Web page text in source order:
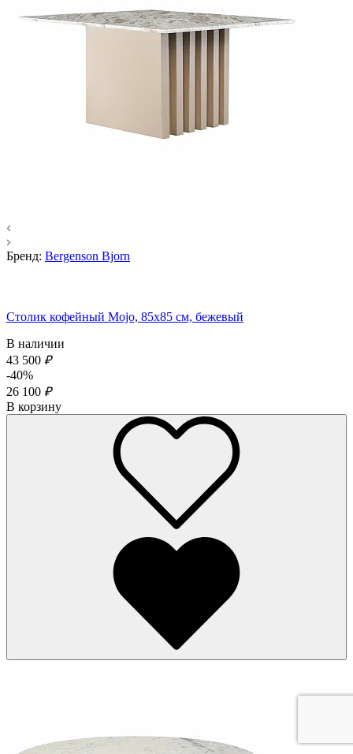
Бренд: Bergenson Bjorn
Столик кофейный Mojo, 85х85 см, бежевый
В наличии
43 500 ₽
-40%
26 100 ₽
В корзину